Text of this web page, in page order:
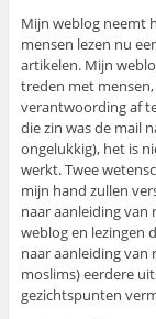
Mijn weblog neemt
mensen lezen nu
artikelen. Mijn
treden met
verantwoording af
die zin was de mail
ongelukkig), het is
werkt. Twee
mijn hand zullen
naar aanleiding van
weblog en lezingen
naar aanleiding van
moslims) eerdere
gezichtspunten